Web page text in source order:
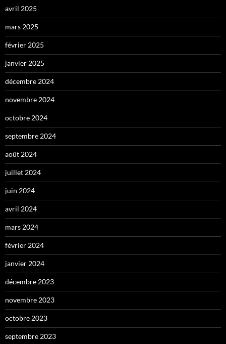
avril 2025
mars 2025
février 2025
janvier 2025
décembre 2024
novembre 2024
octobre 2024
septembre 2024
août 2024
juillet 2024
juin 2024
avril 2024
mars 2024
février 2024
janvier 2024
décembre 2023
novembre 2023
octobre 2023
septembre 2023